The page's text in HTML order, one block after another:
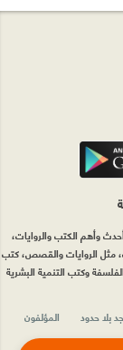
وأهم الكتب والروايات،
مثل الروايات والقصص، كتب
وكتب التنمية البشرية
بلا حدود
المؤلفون